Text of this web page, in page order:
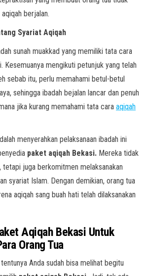
berjalan.
Syariat Aqiqah
sunah muakkad yang memiliki tata cara
Kesemuanya mengikuti petunjuk yang telah
sebab itu, perlu memahami betul-betul
sehingga ibadah bejalan lancar dan penuh
jika kurang memahami tata cara aqiqah
menyerahkan pelaksanaan ibadah ini
paket aqiqah Bekasi. Mereka tidak
tetapi juga berkomitmen melaksanakan
syariat Islam. Dengan demikian, orang tua
aqiqah sang buah hati telah dilaksanakan
Aqiqah Bekasi Untuk
Orang Tua
Anda sudah bisa melihat begitu